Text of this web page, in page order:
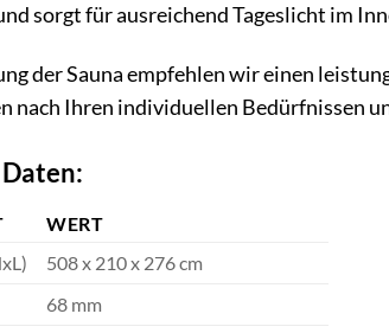
sorgt für ausreichend Tageslicht im
der Sauna empfehlen wir einen
nach Ihren individuellen Bedürfnissen
WERT
508 x 210 x 276 cm
68 mm